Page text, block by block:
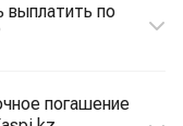
выплатить по
погашение